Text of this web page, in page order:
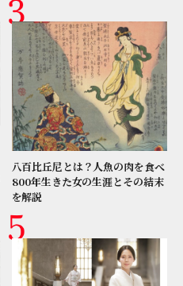
八百比丘尼とは？人魚の肉を食べ
800年生きた女の生涯とその結末
を解説